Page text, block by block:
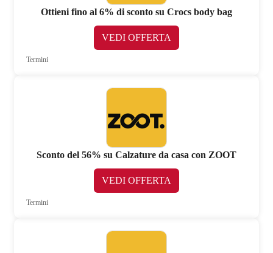
Ottieni fino al 6% di sconto su Crocs body bag
VEDI OFFERTA
Termini
Sconto del 56% su Calzature da casa con ZOOT
VEDI OFFERTA
Termini